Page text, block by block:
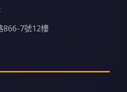
866-7號12樓